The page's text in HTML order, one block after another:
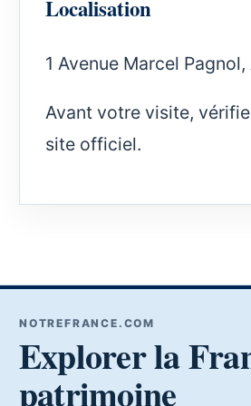
Localisation
1 Avenue Marcel
Avant votre visite,
site officiel.
NOTREFRANCE.COM
Explorer la
patrimoine